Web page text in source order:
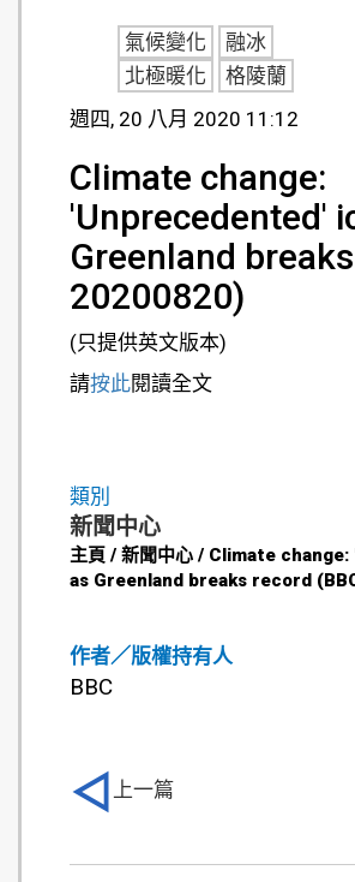
作者／版權持有人
BBC
週四, 20 八月 2020 11:12
Climate change:
'Unprecedented'
Greenland
20200820)
(只提供英文版本)
請按此閱讀全文
類別
新聞中心
主頁 / 新聞中心 / Climate
as Greenland breaks record
氣候變化
融冰
北極暖化
格陵蘭
上一篇